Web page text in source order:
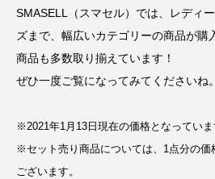
SMASELL（スマセル）では、レディ
ズまで、幅広いカテゴリーの商品が購
商品も多数取り揃えています！
ぜひ一度ご覧になってみてくださいね。
※2021年1月13日現在の価格となっていま
※セット売り商品については、1点分の価
ございます。